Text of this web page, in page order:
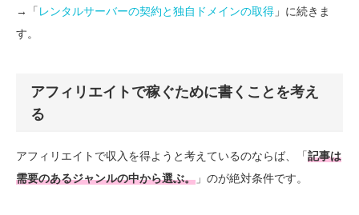
→「 レンタルサーバーの契約と独自ドメインの取得 」に続きま
す。
アフィリエイトで稼ぐために書くことを考え
る
アフィリエイトで収入を得ようと考えているのならば、「記事は
需要のあるジャンルの中から選ぶ。 」のが絶対条件です。